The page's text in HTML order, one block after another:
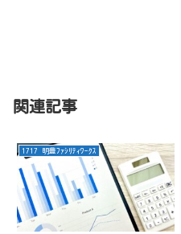
関連記事
1717 明豊ﾌｧｼﾘﾃｨﾜｰｸｽ